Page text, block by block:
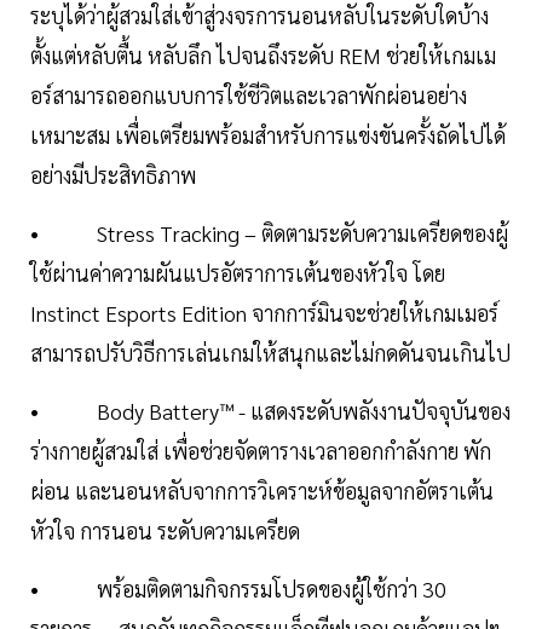
ระบุได้ว่าผู้สวมใส่เข้าสู่วงจรการนอนหลับในระดับใดบ้าง
ตั้งแต่หลับตื้น หลับลึก ไปจนถึงระดับ REM ช่วยให้เกมเม
อร์สามารถออกแบบการใช้ชีวิตและเวลาพักผ่อนอย่าง
เหมาะสม เพื่อเตรียมพร้อมสำหรับการแข่งขันครั้งถัดไปได้
อย่างมีประสิทธิภาพ
• Stress Tracking – ติดตามระดับความเครียดของผู้
ใช้ผ่านค่าความผันแปรอัตราการเต้นของหัวใจ โดย
Instinct Esports Edition จากการ์มินจะช่วยให้เกมเมอร์
สามารถปรับวิธีการเล่นเกมให้สนุกและไม่กดดันจนเกินไป
• Body Battery™ - แสดงระดับพลังงานปัจจุบันของ
ร่างกายผู้สวมใส่ เพื่อช่วยจัดตารางเวลาออกกำลังกาย พัก
ผ่อน และนอนหลับจากการวิเคราะห์ข้อมูลจากอัตราเต้น
หัวใจ การนอน ระดับความเครียด
• พร้อมติดตามกิจกรรมโปรดของผู้ใช้กว่า 30